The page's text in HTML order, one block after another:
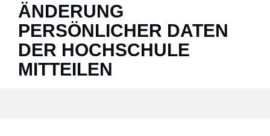
ÄNDERUNG
PERSÖNLICHER DATEN
DER HOCHSCHULE
MITTEILEN